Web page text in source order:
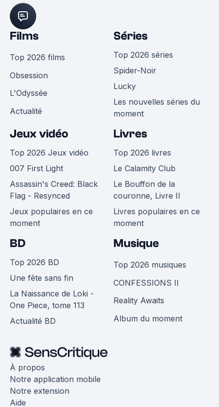
Films
Top 2026 films
Obsession
L'Odyssée
Actualité
Séries
Top 2026 séries
Spider-Noir
Lucky
Les nouvelles séries du
moment
Jeux vidéo
Top 2026 Jeux vidéo
007 First Light
Assassin's Creed: Black
Flag - Resynced
Jeux populaires en ce
moment
Livres
Top 2026 livres
Le Calamity Club
Le Bouffon de la
couronne, Livre II
Livres populaires en ce
moment
BD
Top 2026 BD
Une fête sans fin
La Naissance de Loki -
One Piece, tome 113
Actualité BD
Musique
Top 2026 musiques
CONFESSIONS II
Reality Awaits
Album du moment
À propos
Notre application mobile
Notre extension
Aide